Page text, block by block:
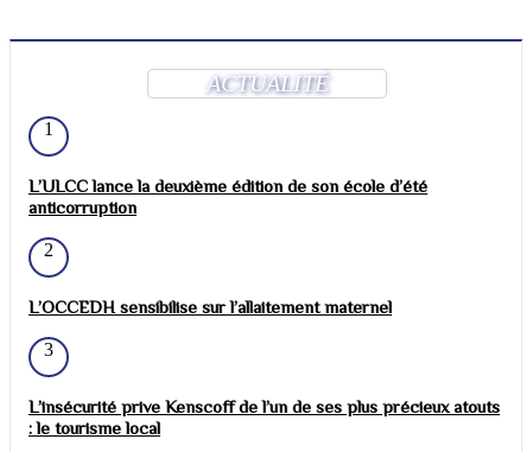
ACTUALITÉ
1
L’ULCC lance la deuxième édition de son école d’été
anticorruption
2
L’OCCEDH sensibilise sur l’allaitement maternel
3
L’insécurité prive Kenscoff de l’un de ses plus précieux atouts
: le tourisme local